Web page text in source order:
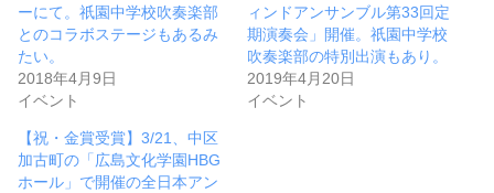
ーにて。祇園中学校吹奏楽部
とのコラボステージもあるみ
たい。
2018年4月9日
イベント
ィンドアンサンブル第33回定
期演奏会」開催。祇園中学校
吹奏楽部の特別出演もあり。
2019年4月20日
イベント
【祝・金賞受賞】3/21、中区
加古町の「広島文化学園HBG
ホール」で開催の全日本アン